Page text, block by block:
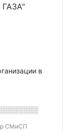
в
СМиСП